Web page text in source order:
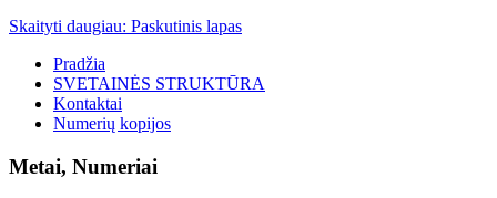
Skaityti daugiau: Paskutinis lapas
Pradžia
SVETAINĖS STRUKTŪRA
Kontaktai
Numerių kopijos
Metai, Numeriai